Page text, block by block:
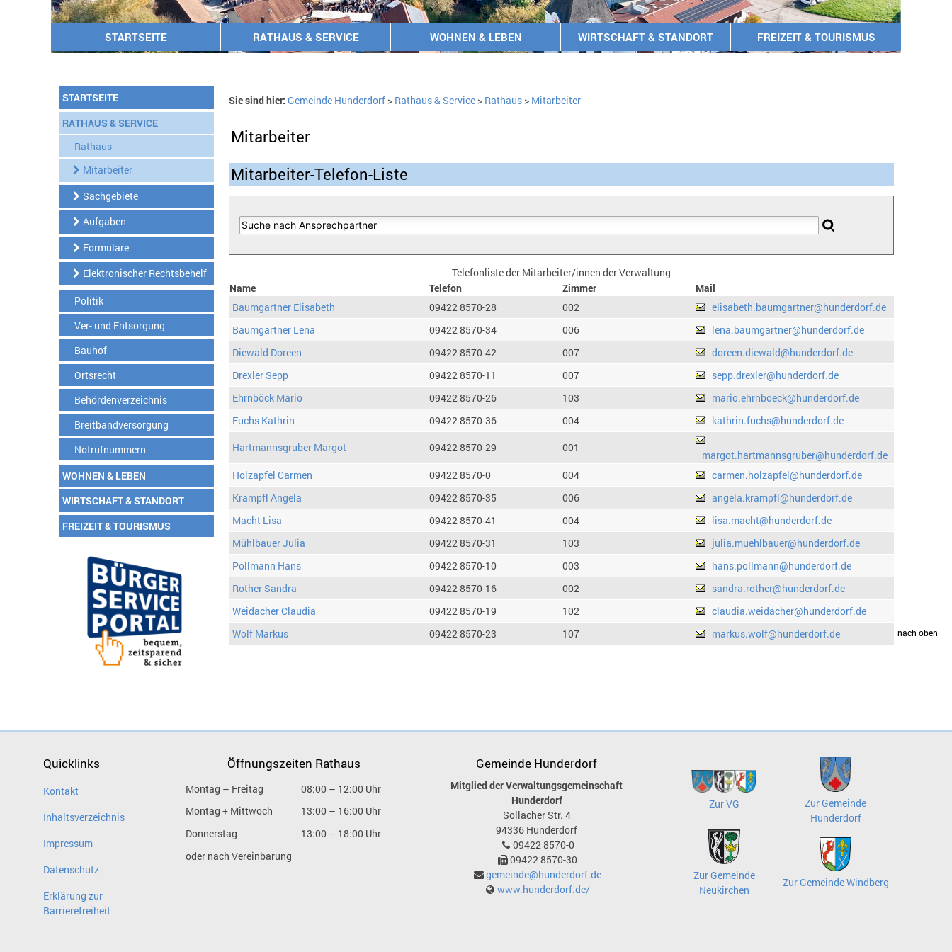
STARTSEITE RATHAUS & SERVICE WOHNEN & LEBEN WIRTSCHAFT & STANDORT FREIZEIT & TOURISMUS
STARTSEITE
RATHAUS & SERVICE
Rathaus
Mitarbeiter
Sachgebiete
Aufgaben
Formulare
Elektronischer Rechtsbehelf
Politik
Ver- und Entsorgung
Bauhof
Ortsrecht
Behördenverzeichnis
Breitbandversorgung
Notrufnummern
WOHNEN & LEBEN
WIRTSCHAFT & STANDORT
FREIZEIT & TOURISMUS
Sie sind hier: Gemeinde Hunderdorf> Rathaus & Service> Rathaus> Mitarbeiter
Mitarbeiter
Mitarbeiter-Telefon-Liste
Telefonliste der Mitarbeiter/innen der Verwaltung
Name
Telefon Zimmer
Mail
Baumgartner Elisabeth
09422 8570-28 002
elisabeth.baumgartner@hunderdorf.de
Baumgartner Lena
09422 8570-34 006
lena.baumgartner@hunderdorf.de
Diewald Doreen
09422 8570-42 007
doreen.diewald@hunderdorf.de
Drexler Sepp
09422 8570-11 007
sepp.drexler@hunderdorf.de
Ehrnböck Mario
09422 8570-26 103
mario.ehrnboeck@hunderdorf.de
Fuchs Kathrin
09422 8570-36 004
kathrin.fuchs@hunderdorf.de
Hartmannsgruber Margot
09422 8570-29 001
margot.hartmannsgruber@hunderdorf.de
Holzapfel Carmen
09422 8570-0 004
carmen.holzapfel@hunderdorf.de
Krampfl Angela
09422 8570-35 006
angela.krampfl@hunderdorf.de
Macht Lisa
09422 8570-41 004
lisa.macht@hunderdorf.de
Mühlbauer Julia
09422 8570-31 103
julia.muehlbauer@hunderdorf.de
Pollmann Hans
09422 8570-10 003
hans.pollmann@hunderdorf.de
Rother Sandra
09422 8570-16 002
sandra.rother@hunderdorf.de
Weidacher Claudia
09422 8570-19 102
claudia.weidacher@hunderdorf.de
Wolf Markus
09422 8570-23 107 markus.wolf@hunderdorf.dedrucken nach oben
Quicklinks
Kontakt
Inhaltsverzeichnis
Impressum
Datenschutz
Erklärung zur
Barrierefreiheit
Öffnungszeiten Rathaus
Montag – Freitag
08:00 – 12:00 Uhr
Montag + Mittwoch
13:00 – 16:00 Uhr
Donnerstag
13:00 – 18:00 Uhr
oder nach Vereinbarung
Gemeinde Hunderdorf
Mitglied der Verwaltungsgemeinschaft
Hunderdorf
Sollacher Str. 4
94336 Hunderdorf
09422 8570-0
09422 8570-30
gemeinde@hunderdorf.de
www.hunderdorf.de/
Zur VG
Zur Gemeinde
Hunderdorf
Zur Gemeinde
Neukirchen
Zur Gemeinde Windberg